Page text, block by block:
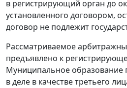
в регистрирующий орган до
установленного договором,
договор не подлежит
Рассматриваемое
предъявлено к
Муниципальное образование
в деле в качестве третьего